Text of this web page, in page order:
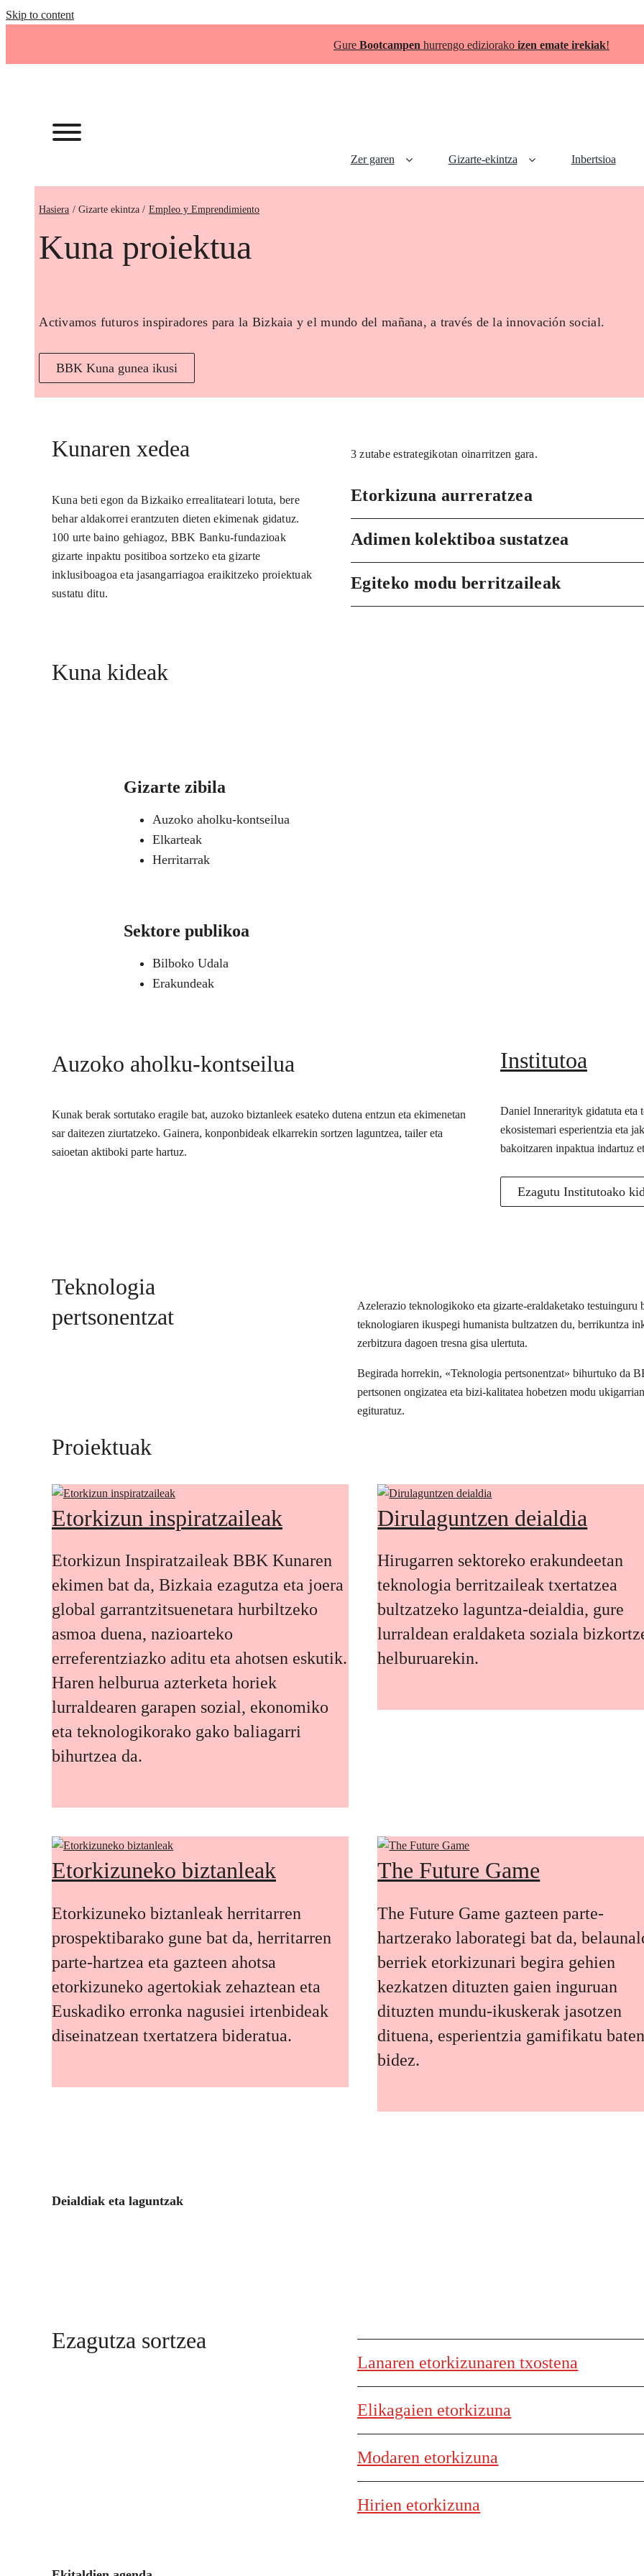
Skip to content
Gure Bootcampen hurrengo ediziorako izen emate irekiak!
Zer garen Gizarte-ekintza Inbertsioa
Hasiera Empleo y Emprendimiento
Kuna proiektua
Activamos futuros inspiradores para la Bizkaia y el mundo del mañana, a través de la innovación social.
BBK Kuna gunea ikusi
Kunaren xedea
Kuna beti egon da Bizkaiko errealitateari lotuta, bere
behar aldakorrei erantzuten dieten ekimenak gidatuz.
100 urte baino gehiagoz, BBK Banku-fundazioak
gizarte inpaktu positiboa sortzeko eta gizarte
inklusiboagoa eta jasangarriagoa eraikitzeko proiektuak
sustatu ditu.
3 zutabe estrategikotan oinarritzen gara.
Etorkizuna aurreratzea
Adimen kolektiboa sustatzea
Egiteko modu berritzaileak
Kuna kideak
Gizarte zibila
Auzoko aholku-kontseilua
Elkarteak
Herritarrak
Sektore publikoa
Bilboko Udala
Erakundeak
Auzoko aholku-kontseilua
Kunak berak sortutako eragile bat, auzoko biztanleek esateko dutena entzun eta ekimenetan
sar daitezen ziurtatzeko. Gainera, konponbideak elkarrekin sortzen laguntzea, tailer eta
saioetan aktiboki parte hartuz.
Institutoa
Daniel Innerarityk gidatuta eta
ekosistemari esperientzia eta
bakoitzaren inpaktua indartuz
Ezagutu Institutoako
Teknologia
pertsonentzat
Azelerazio teknologikoko eta gizarte-eraldaketako
teknologiaren ikuspegi humanista bultzatzen du, berrikuntza
zerbitzura dagoen tresna gisa ulertuta.
Begirada horrekin, «Teknologia pertsonentzat» bihurtuko da
pertsonen ongizatea eta bizi-kalitatea hobetzen modu
egituratuz.
Proiektuak
Etorkizun inspiratzaileak
Etorkizun Inspiratzaileak BBK Kunaren
ekimen bat da, Bizkaia ezagutza eta joera
global garrantzitsuenetara hurbiltzeko
asmoa duena, nazioarteko
erreferentziazko aditu eta ahotsen eskutik.
Haren helburua azterketa horiek
lurraldearen garapen sozial, ekonomiko
eta teknologikorako gako baliagarri
bihurtzea da.
Dirulaguntzen deialdia
Hirugarren sektoreko erakundeetan
teknologia berritzaileak txertatzea
bultzatzeko laguntza-deialdia, gure
lurraldean eraldaketa soziala
helburuarekin.
Etorkizuneko biztanleak
Etorkizuneko biztanleak herritarren
prospektibarako gune bat da, herritarren
parte-hartzea eta gazteen ahotsa
etorkizuneko agertokiak zehaztean eta
Euskadiko erronka nagusiei irtenbideak
diseinatzean txertatzera bideratua.
The Future Game
The Future Game gazteen parte-
hartzerako laborategi bat da,
berriek etorkizunari begira gehien
kezkatzen dituzten gaien inguruan
dituzten mundu-ikuskerak jasotzen
dituena, esperientzia gamifikatu
bidez.
Deialdiak eta laguntzak
Ezagutza sortzea
Lanaren etorkizunaren txostena
Elikagaien etorkizuna
Modaren etorkizuna
Hirien etorkizuna